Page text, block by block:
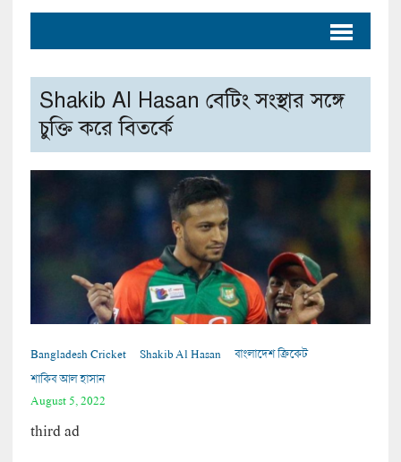
Shakib Al Hasan বেটিং সংস্থার সঙ্গে
চুক্তি করে বিতর্কে
Bangladesh Cricket Shakib Al Hasan
বাংলাদেশ ক্রিকেট
শাকিব আল হাসান
August 5, 2022
third ad